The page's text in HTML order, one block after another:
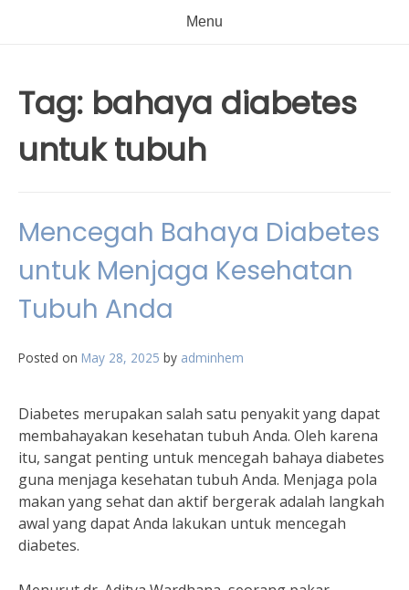
Menu
Tag: bahaya diabetes
untuk tubuh
Mencegah Bahaya Diabetes
untuk Menjaga Kesehatan
Tubuh Anda
Posted on May 28, 2025 by adminhem
Diabetes merupakan salah satu penyakit yang dapat
membahayakan kesehatan tubuh Anda. Oleh karena
itu, sangat penting untuk mencegah bahaya diabetes
guna menjaga kesehatan tubuh Anda. Menjaga pola
makan yang sehat dan aktif bergerak adalah langkah
awal yang dapat Anda lakukan untuk mencegah
diabetes.